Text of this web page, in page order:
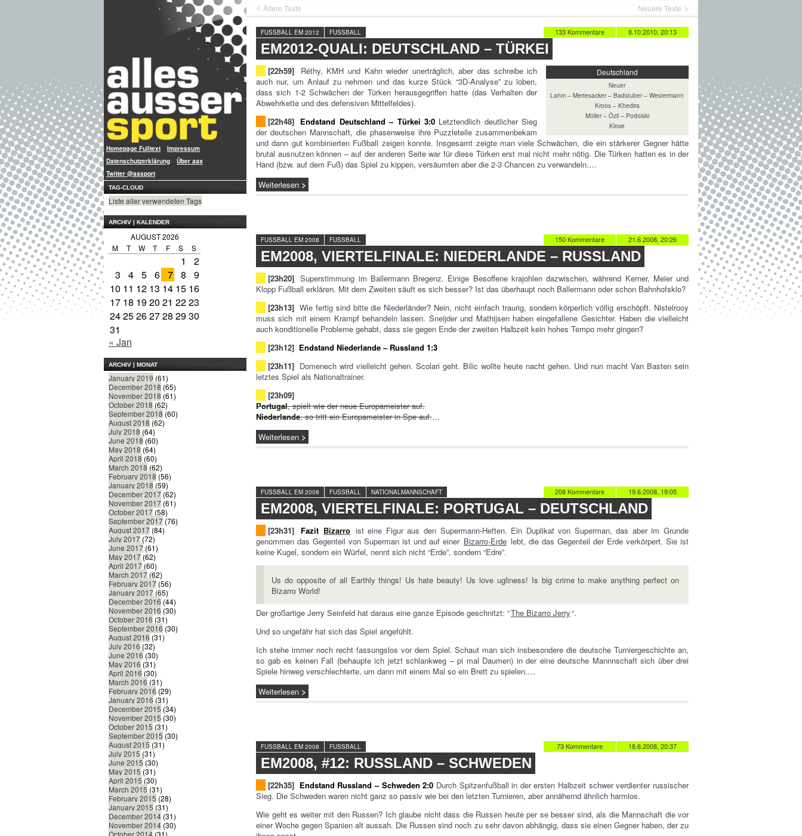
Homepage Fulltext
Impressum
Datenschutzerklärung
Über aas
Twitter @aasport
TAG-CLOUD
Liste aller verwendeten Tags
ARCHIV | KALENDER
AUGUST 2026
M
T W T F S S
1
2
3
4 5 6 7 8
9
10 11 12 13 14 15 16
17 18 1920 21 2223
2425262728 2930
31
« Jan
ARCHIV | MONAT
January 2019 (61)
December 2018 (65)
November 2018 (61)
October 2018 (62)
September 2018 (60)
August 2018 (62)
July 2018 (64)
June 2018 (60)
May 2018 (64)
April 2018 (60)
March 2018 (62)
February 2018 (56)
January 2018 (59)
December 2017 (62)
November 2017 (61)
October 2017 (58)
September 2017 (76)
August 2017 (84)
July 2017 (72)
June 2017 (61)
May 2017 (62)
April 2017 (60)
March 2017 (62)
February 2017 (56)
January 2017 (65)
December 2016 (44)
November 2016 (30)
October 2016 (31)
September 2016 (30)
August 2016 (31)
July 2016 (32)
June 2016 (30)
May 2016 (31)
April 2016 (30)
March 2016 (31)
February 2016 (29)
January 2016 (31)
December 2015 (34)
November 2015 (30)
October 2015 (31)
September 2015 (30)
August 2015 (31)
July 2015 (31)
June 2015 (30)
May 2015 (31)
April 2015 (30)
March 2015 (31)
February 2015 (28)
January 2015 (31)
December 2014 (31)
November 2014 (30)
October 2014 (31)
Ältere Texte Neuere Texte
8.10.2010, 20:13
133 Kommentare
FUSSBALL EM 2012 FUSSBALL
EM2012-QUALI: DEUTSCHLAND – TÜRKEI
Deutschland
Neuer
Lahm – Mertesacker – Badstuber – Westermann
Kroos – Khedira
Müller – Özil – Podolski
Klose
[22h59]
Réthy, KMH und Kahn wieder unerträglich, aber das schreibe ich
auch nur, um Anlauf zu nehmen und das kurze Stück “3D-Analyse” zu loben,
dass sich 1-2 Schwächen der Türken herausgegriffen hatte (das Verhalten der
Abwehrkette und des defensiven Mittelfeldes).
[22h48] Endstand Deutschland – Türkei 3:0 Letztendlich deutlicher Sieg
der deutschen Mannschaft, die phasenweise ihre Puzzleteile zusammenbekam
und dann gut kombinierten Fußball zeigen konnte. Insgesamt zeigte man viele Schwächen, die ein stärkerer Gegner hätte
brutal ausnutzen können – auf der anderen Seite war für diese Türken erst mal nicht mehr nötig. Die Türken hatten es in der
Hand (bzw. auf dem Fuß) das Spiel zu kippen, versäumten aber die 2-3 Chancen zu verwandeln.…
Weiterlesen
21.6.2008, 20:26
150 Kommentare
FUSSBALL EM 2008 FUSSBALL
EM2008, VIERTELFINALE: NIEDERLANDE – RUSSLAND
[23h20] Superstimmung im Ballermann Bregenz. Einige Besoffene krajohlen dazwischen, während Kerner, Meier und
Klopp Fußball erklären. Mit dem Zweiten säuft es sich besser? Ist das überhaupt noch Ballermann oder schon Bahnhofsklo?
[23h13] Wie fertig sind bitte die Niederländer? Nein, nicht einfach traurig, sondern körperlich völlig erschöpft. Nistelrooy
muss sich mit einem Krampf behandeln lassen. Sneijder und Mathijsen haben eingefallene Gesichter. Haben die vielleicht
auch konditionelle Probleme gehabt, dass sie gegen Ende der zweiten Halbzeit kein hohes Tempo mehr gingen?
[23h12] Endstand Niederlande – Russland 1:3
[23h11] Domenech wird vielleicht gehen. Scolari geht. Bilic wollte heute nacht gehen. Und nun macht Van Basten sein
letztes Spiel als Nationaltrainer.
[23h09]
Portugal, spielt wie der neue Europameister auf.
Niederlande, so tritt ein Europameister in Spe auf.…
Weiterlesen
19.6.2008, 19:05
208 Kommentare
FUSSBALL EM 2008 FUSSBALL NATIONALMANNSCHAFT
EM2008, VIERTELFINALE: PORTUGAL – DEUTSCHLAND
[23h31] Fazit Bizarro ist eine Figur aus den Supermann-Heften. Ein Duplikat von Superman, das aber im Grunde
genommen das Gegenteil von Superman ist und auf einer Bizarro-Erde lebt, die das Gegenteil der Erde verkörpert. Sie ist
keine Kugel, sondern ein Würfel, nennt sich nicht “Erde”, sondern “Edre”.
Us do opposite of all Earthly things! Us hate beauty! Us love ugliness! Is big crime to make anything perfect on
Bizarro World!
Der großartige Jerry Seinfeld hat daraus eine ganze Episode geschnitzt: “The Bizarro Jerry“.
Und so ungefähr hat sich das Spiel angefühlt.
Ich stehe immer noch recht fassungslos vor dem Spiel. Schaut man sich insbesondere die deutsche Turniergeschichte an,
so gab es keinen Fall (behaupte ich jetzt schlankweg – pi mal Daumen) in der eine deutsche Mannnschaft sich über drei
Spiele hinweg verschlechterte, um dann mit einem Mal so ein Brett zu spielen.…
Weiterlesen
18.6.2008, 20:37
73 Kommentare
FUSSBALL EM 2008 FUSSBALL
EM2008, #12: RUSSLAND – SCHWEDEN
[22h35] Endstand Russland – Schweden 2:0 Durch Spitzenfußball in der ersten Halbzeit schwer verdienter russischer
Sieg. Die Schweden waren nicht ganz so passiv wie bei den letzten Turnieren, aber annähernd ähnlich harmlos.
Wie geht es weiter mit den Russen? Ich glaube nicht dass die Russen heute per se besser sind, als die Mannschaft die vor
einer Woche gegen Spanien alt aussah. Die Russen sind noch zu sehr davon abhängig, dass sie einen Gegner haben, der zu